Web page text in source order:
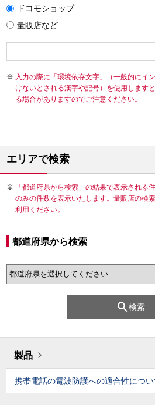
ドコモショップ
量販店など
入力の際に「環境依存文字」（一般的にイ
けないとされる漢字や記号）を使用します
る場合がありますのでご注意ください。
エリアで検索
「都道府県から検索」の結果で表示される
のみの件数を表示いたします。量販店の検
利用ください。
都道府県から検索
検索
製品
携帯電話の電波防護への適合性につい